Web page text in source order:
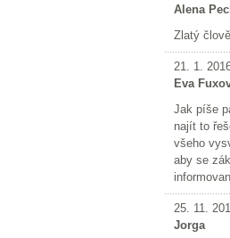
Alena
Zlatý
21. 1.
Eva
Jak píše
najít to
všeho
aby se
25. 11.
Jorga